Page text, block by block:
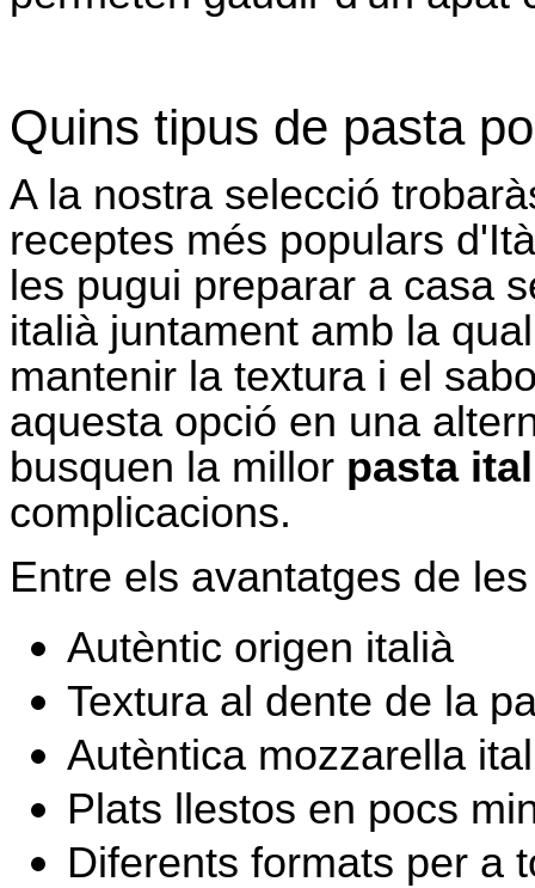
Quins tipus de pasta
A la nostra selecció
receptes més populars
les pugui preparar a casa
italià juntament amb la
mantenir la textura i el
aquesta opció en una
busquen la millor pasta
complicacions.
Entre els avantatges de
Autèntic origen italià
Textura al dente de la
Autèntica mozzarella
Plats llestos en pocs
Diferents formats per a